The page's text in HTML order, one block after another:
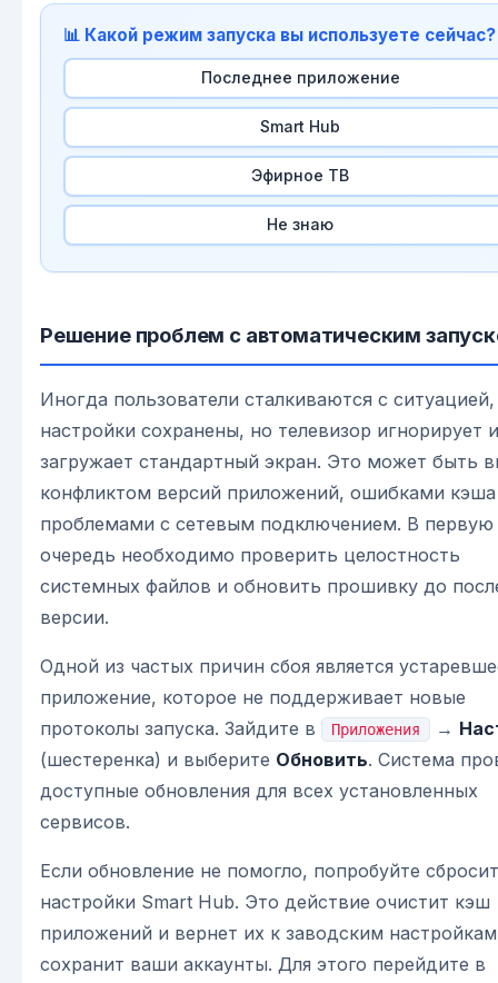
📊 Какой режим запуска вы используете сейчас?
Последнее приложение
Smart Hub
Эфирное ТВ
Не знаю
Решение проблем с автоматическим
Иногда пользователи сталкиваются с
настройки сохранены, но телевизор игнорирует
загружает стандартный экран. Это может быть
конфликтом версий приложений, ошибками
проблемами с сетевым подключением. В первую
очередь необходимо проверить целостность
системных файлов и обновить прошивку до
версии.
Одной из частых причин сбоя является
приложение, которое не поддерживает новые
протоколы запуска. Зайдите в
Приложения →
(шестеренка) и выберите Обновить. Система
доступные обновления для всех установленных
сервисов.
Если обновление не помогло, попробуйте
настройки Smart Hub. Это действие очистит кэш
приложений и вернет их к заводским
сохранит ваши аккаунты. Для этого перейдите в